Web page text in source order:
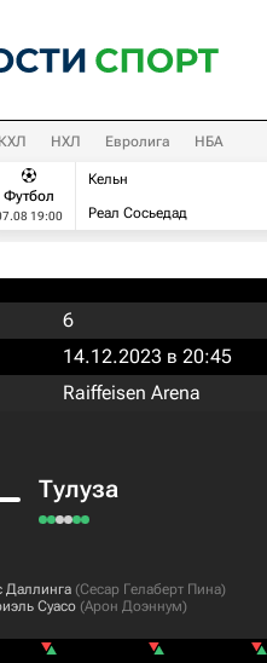
КХЛ НХЛ Евролига НБА
Футбол
19:00
Кельн
Реал Сосьедад
6
14.12.2023 в 20:45
Raiffeisen Arena
Тулуза
Даллинга (Сесар Гелаберт Пина)
Суасо (Арон Доэннум)